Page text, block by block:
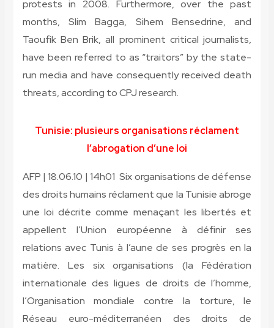
protests in 2008. Furthermore, over the past
months, Slim Bagga, Sihem Bensedrine, and
Taoufik Ben Brik, all prominent critical journalists,
have been referred to as “traitors” by the state-
run media and have consequently received death
threats, according to CPJ research.
Tunisie: plusieurs organisations réclament
l’abrogation d’une loi
AFP | 18.06.10 | 14h01 Six organisations de défense
des droits humains réclament que la Tunisie abroge
une loi décrite comme menaçant les libertés et
appellent l’Union européenne à définir ses
relations avec Tunis à l’aune de ses progrès en la
matière. Les six organisations (la Fédération
internationale des ligues de droits de l’homme,
l’Organisation mondiale contre la torture, le
Réseau euro-méditerranéen des droits de